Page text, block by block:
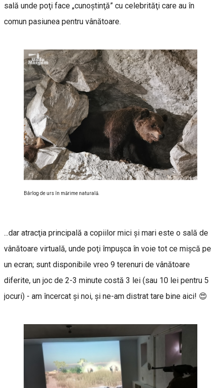
sală unde poţi face „cunoştinţă” cu celebrităţi care au în
comun pasiunea pentru vânătoare.
Bârlog de urs în mărime naturală.
...dar atracţia principală a copiilor mici şi mari este o sală de
vânătoare virtuală, unde poţi împuşca în voie tot ce mişcă pe
un ecran; sunt disponibile vreo 9 terenuri de vânătoare
diferite, un joc de 2-3 minute costă 3 lei (sau 10 lei pentru 5
jocuri) - am încercat şi noi, şi ne-am distrat tare bine aici! 😍